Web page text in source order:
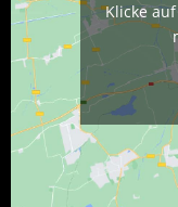
Klicke